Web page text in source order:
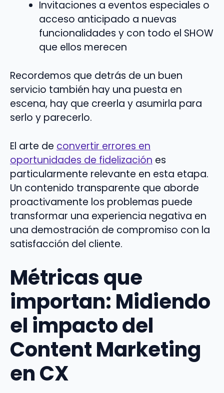
Invitaciones a eventos especiales o
acceso anticipado a nuevas
funcionalidades y con todo el SHOW
que ellos merecen
Recordemos que detrás de un buen
servicio también hay una puesta en
escena, hay que creerla y asumirla para
serlo y parecerlo.
El arte de convertir errores en
oportunidades de fidelización es
particularmente relevante en esta etapa.
Un contenido transparente que aborde
proactivamente los problemas puede
transformar una experiencia negativa en
una demostración de compromiso con la
satisfacción del cliente.
Métricas que
importan: Midiendo
el impacto del
Content Marketing
en CX